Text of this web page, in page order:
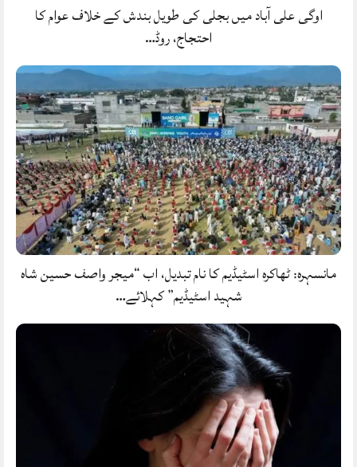
اوگی علی آباد میں بجلی کی طویل بندش کے خلاف عوام کا
احتجاج، روڈ…
مانسہرہ: ٹھاکرہ اسٹیڈیم کا نام تبدیل، اب “میجر واصف حسین شاہ
شہید اسٹیڈیم” کہلائے…